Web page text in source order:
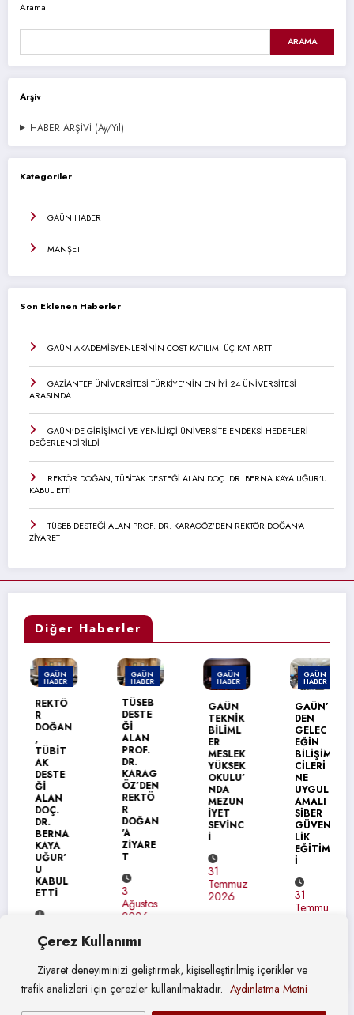
Çerez Kullanımı
Ziyaret deneyiminizi geliştirmek, kişiselleştirilmiş içerikler ve
trafik analizleri için çerezler kullanılmaktadır. Aydınlatma Metni
Arama
ARAMA
Arşiv
HABER ARŞİVİ (Ay/Yıl)
Kategoriler
GAÜN HABER
MANŞET
Son Eklenen Haberler
GAÜN AKADEMİSYENLERİNİN COST KATILIMI ÜÇ KAT ARTTI
GAZİANTEP ÜNİVERSİTESİ TÜRKİYE’NİN EN İYİ 24 ÜNİVERSİTESİ
ARASINDA
GAÜN’DE GİRİŞİMCİ VE YENİLİKÇİ ÜNİVERSİTE ENDEKSİ HEDEFLERİ
DEĞERLENDİRİLDİ
REKTÖR DOĞAN, TÜBİTAK DESTEĞİ ALAN DOÇ. DR. BERNA KAYA UĞUR’U
KABUL ETTİ
TÜSEB DESTEĞİ ALAN PROF. DR. KARAGÖZ’DEN REKTÖR DOĞAN’A
ZİYARET
Diğer Haberler
GAÜN
HABER
REKTÖ
DOĞAN
TÜBİT
AK
DESTE
Ğİ
ALAN
DOÇ.
DR.
BERNA
KAYA
UĞUR’
KABUL
ETTİ
Ağustos
2026
GAÜN
HABER
TÜSEB
DESTE
Ğİ
ALAN
PROF.
DR.
KARAG
ÖZ’DEN
REKTÖ
DOĞAN
’A
ZİYARE
Ağustos
2026
GAÜN
HABER
GAÜN
TEKNİK
BİLİML
ER
MESLEK
YÜKSEK
OKULU’
NDA
MEZUN
İYET
SEVİNC
31
Temmuz
2026
GAÜN
HABER
GAÜN’
DEN
GELEC
EĞİN
BİLİŞİM
CİLERİ
NE
UYGUL
AMALI
SİBER
GÜVEN
LİK
EĞİTİM
31
Temmuz